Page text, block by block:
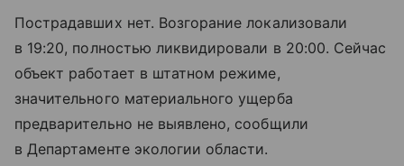
Пострадавших нет. Возгорание локализовали
в 19:20, полностью ликвидировали в 20:00. Сейчас
объект работает в штатном режиме,
значительного материального ущерба
предварительно не выявлено, сообщили
в Департаменте экологии области.